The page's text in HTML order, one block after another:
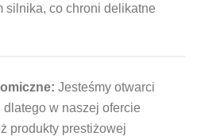
silnika, co chroni delikatne
Jesteśmy otwarci
w naszej ofercie
produkty prestiżowej